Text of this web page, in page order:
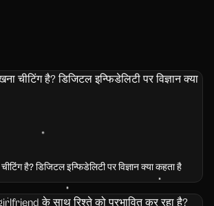
चीटिंग है? डिजिटल इन्फिडेलिटी पर विज्ञान क्या कहता है